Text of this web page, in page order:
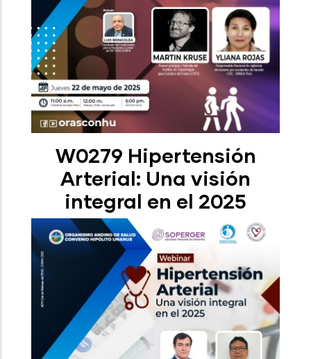
W0279 Hipertensión
Arterial: Una visión
integral en el 2025